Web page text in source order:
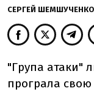
СЕРГЕЙ ШЕМШУЧЕНКО
"Група атаки"
програла свою